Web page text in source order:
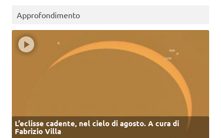
Approfondimento
L’eclisse cadente, nel cielo di agosto. A cura di
Fabrizio Villa